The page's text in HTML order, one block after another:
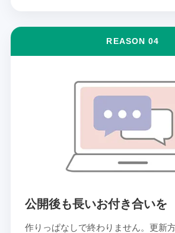
REASON 04
公開後も長いお付き合いを
作りっぱなしで終わりません。更新